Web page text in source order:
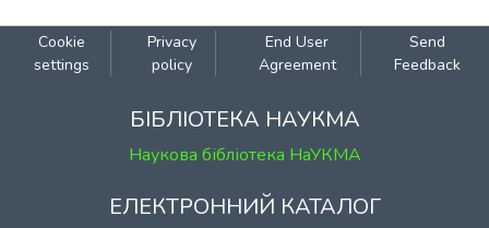
Cookie
settings
Privacy
policy
End User
Agreement
Send
Feedback
БІБЛІОТЕКА НАУКМА
Наукова бібліотека НаУКМА
ЕЛЕКТРОННИЙ КАТАЛОГ